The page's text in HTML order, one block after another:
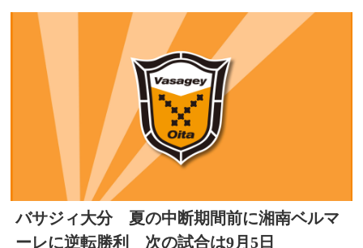
バサジィ大分 夏の中断期間前に湘南ベルマ
ーレに逆転勝利 次の試合は9月5日